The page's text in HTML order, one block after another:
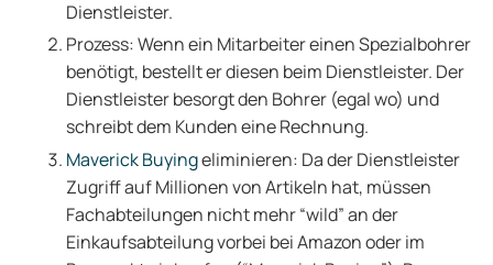
Dienstleister.
Prozess: Wenn ein Mitarbeiter einen Spezialbohrer
benötigt, bestellt er diesen beim Dienstleister. Der
Dienstleister besorgt den Bohrer (egal wo) und
schreibt dem Kunden eine Rechnung.
Maverick Buyingeliminieren: Da der Dienstleister
Zugriff auf Millionen von Artikeln hat, müssen
Fachabteilungen nicht mehr “wild” an der
Einkaufsabteilung vorbei bei Amazon oder im